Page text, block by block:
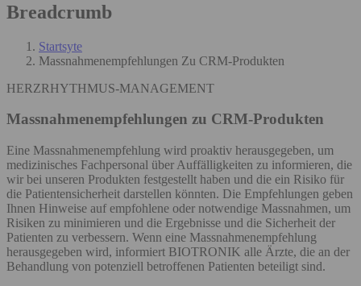
Breadcrumb
Startsyte
Massnahmenempfehlungen Zu CRM-Produkten
HERZRHYTHMUS-MANAGEMENT
Massnahmenempfehlungen zu CRM-Produkten
Eine Massnahmenempfehlung wird proaktiv herausgegeben, um
medizinisches Fachpersonal über Auffälligkeiten zu informieren, die
wir bei unseren Produkten festgestellt haben und die ein Risiko für
die Patientensicherheit darstellen könnten. Die Empfehlungen geben
Ihnen Hinweise auf empfohlene oder notwendige Massnahmen, um
Risiken zu minimieren und die Ergebnisse und die Sicherheit der
Patienten zu verbessern. Wenn eine Massnahmenempfehlung
herausgegeben wird, informiert BIOTRONIK alle Ärzte, die an der
Behandlung von potenziell betroffenen Patienten beteiligt sind.